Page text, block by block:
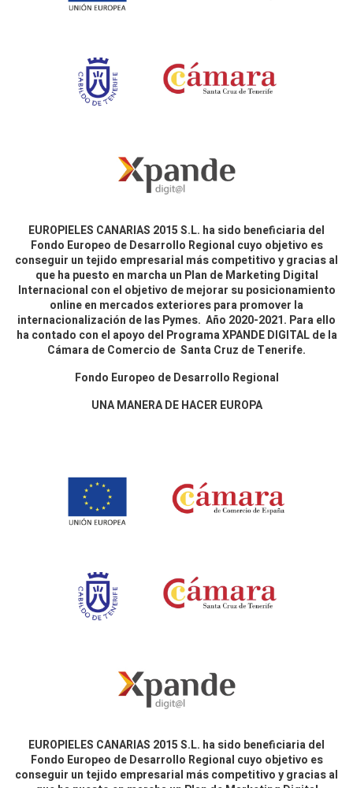
EUROPIELES CANARIAS 2015 S.L. ha sido beneficiaria del
Fondo Europeo de Desarrollo Regional cuyo objetivo es
conseguir un tejido empresarial más competitivo y gracias al
que ha puesto en marcha un Plan de Marketing Digital
Internacional con el objetivo de mejorar su posicionamiento
online en mercados exteriores para promover la
internacionalización de las Pymes. Año 2020-2021. Para ello
ha contado con el apoyo del Programa XPANDE DIGITAL de la
Cámara de Comercio de Santa Cruz de Tenerife.
Fondo Europeo de Desarrollo Regional
UNA MANERA DE HACER EUROPA
EUROPIELES CANARIAS 2015 S.L. ha sido beneficiaria del
Fondo Europeo de Desarrollo Regional cuyo objetivo es
conseguir un tejido empresarial más competitivo y gracias al